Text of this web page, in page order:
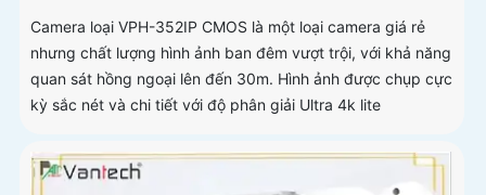
Camera loại VPH-352IP CMOS là một loại camera giá rẻ
nhưng chất lượng hình ảnh ban đêm vượt trội, với khả năng
quan sát hồng ngoại lên đến 30m. Hình ảnh được chụp cực
kỳ sắc nét và chi tiết với độ phân giải Ultra 4k lite